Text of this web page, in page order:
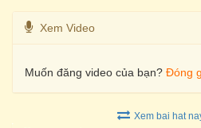
Xem Video
Muốn đăng video của bạn? Đóng
Xem bai hat